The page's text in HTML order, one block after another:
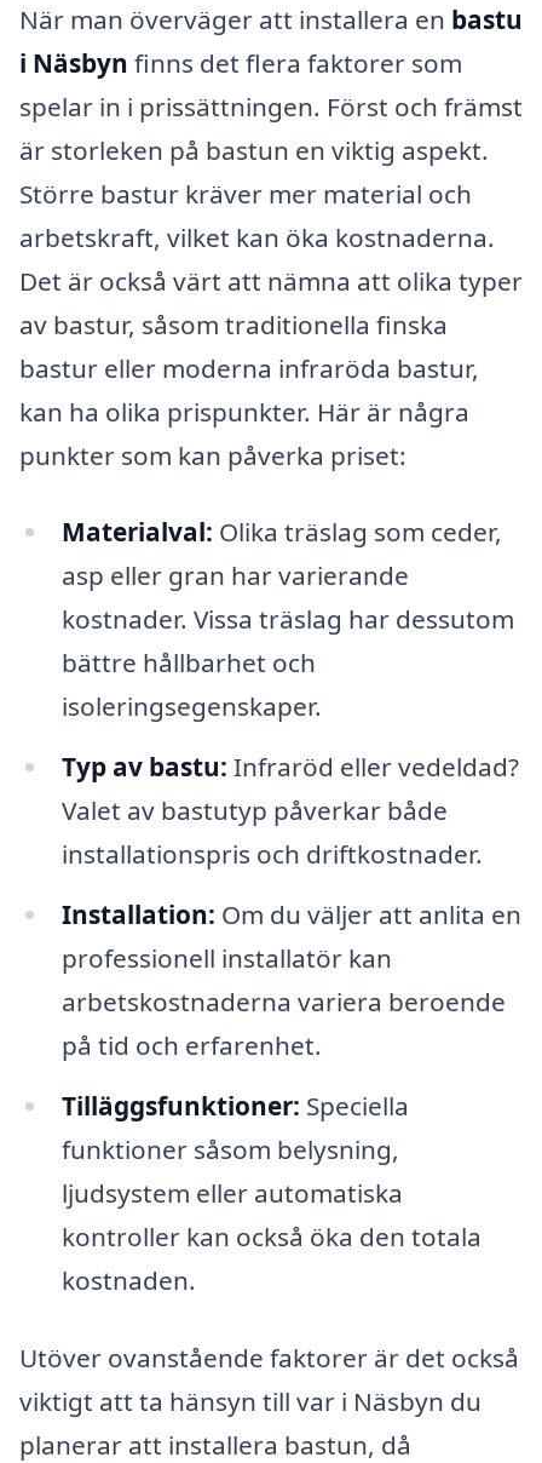
När man överväger att installera en bastu
i Näsbyn finns det flera faktorer som
spelar in i prissättningen. Först och främst
är storleken på bastun en viktig aspekt.
Större bastur kräver mer material och
arbetskraft, vilket kan öka kostnaderna.
Det är också värt att nämna att olika typer
av bastur, såsom traditionella finska
bastur eller moderna infraröda bastur,
kan ha olika prispunkter. Här är några
punkter som kan påverka priset:
Materialval: Olika träslag som ceder,
asp eller gran har varierande
kostnader. Vissa träslag har dessutom
bättre hållbarhet och
isoleringsegenskaper.
Typ av bastu: Infraröd eller vedeldad?
Valet av bastutyp påverkar både
installationspris och driftkostnader.
Installation: Om du väljer att anlita en
professionell installatör kan
arbetskostnaderna variera beroende
på tid och erfarenhet.
Tilläggsfunktioner: Speciella
funktioner såsom belysning,
ljudsystem eller automatiska
kontroller kan också öka den totala
kostnaden.
Utöver ovanstående faktorer är det också
viktigt att ta hänsyn till var i Näsbyn du
planerar att installera bastun, då